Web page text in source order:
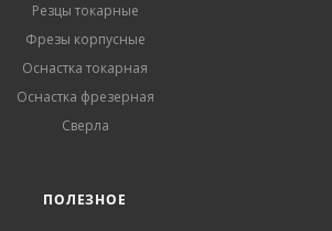
Резцы токарные
Фрезы корпусные
Оснастка токарная
Оснастка фрезерная
Сверла
ПОЛЕЗНОЕ